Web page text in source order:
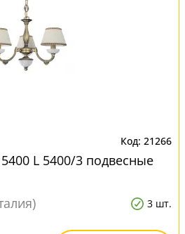
21266
L 5400/3 подвесные
3 шт.